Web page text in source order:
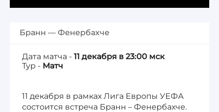
Чемпионат Саудовской Аравии 25/26
Бранн — Фенербахче
Дата матча - 11 декабря в 23:00 мск
Тур - Матч
11 декабря в рамках Лига Европы УЕФА
состоится встреча Бранн – Фенербахче.